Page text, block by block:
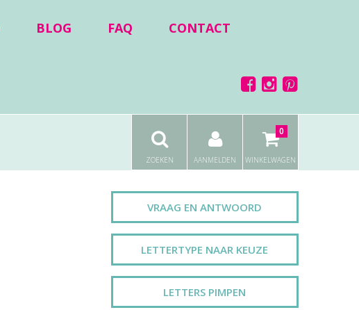
BLOG FAQ CONTACT
ZOEKEN AANMELDEN WINKELWAGEN
0
VRAAG EN ANTWOORD
LETTERTYPE NAAR KEUZE
LETTERS PIMPEN